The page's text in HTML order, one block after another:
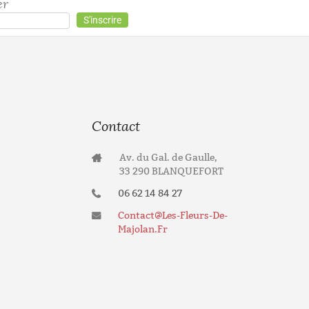
Contact
Av. du Gal. de Gaulle,
33 290 BLANQUEFORT
06 62 14 84 27
Contact@les-Fleurs-De-
Majolan.fr